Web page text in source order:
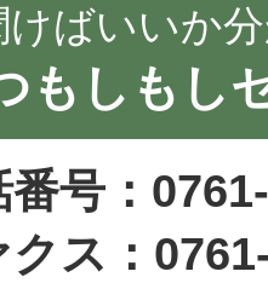
けばいいか
もしもし
号：
クス：